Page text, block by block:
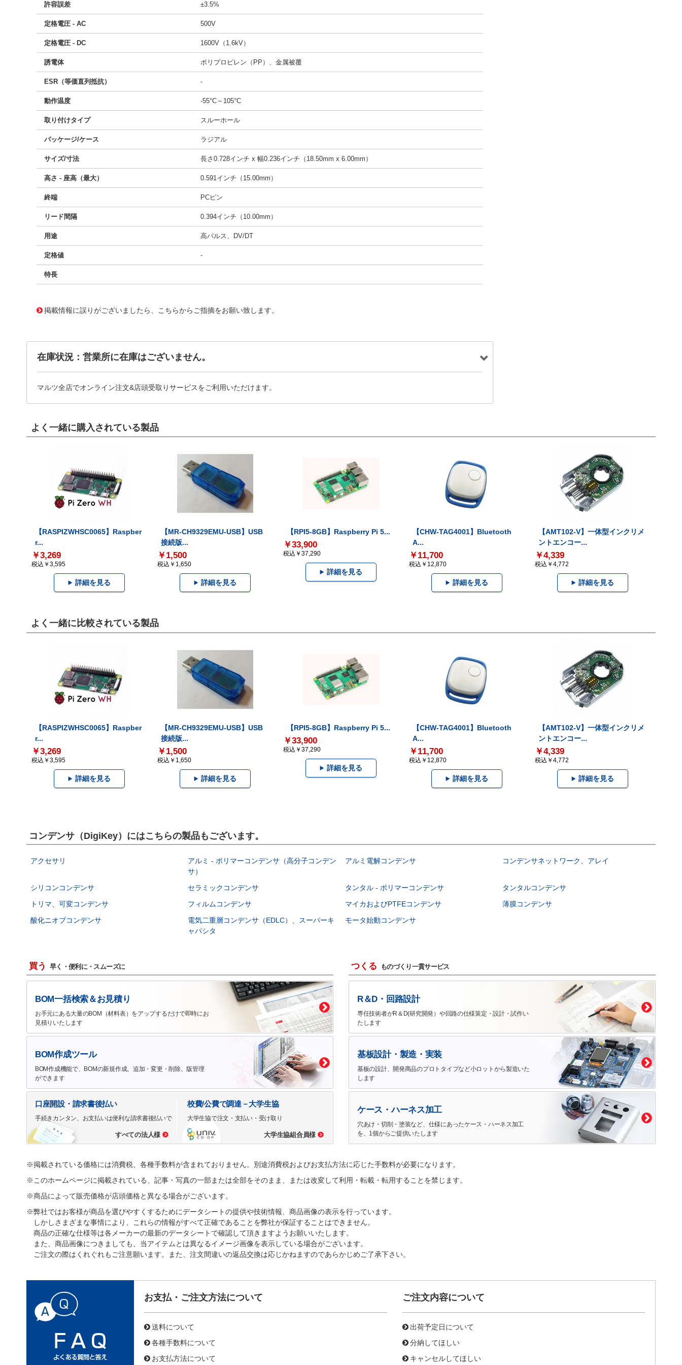
許容誤差 ±3.5%
定格電圧 - AC 500V
定格電圧 - DC 1600V（1.6kV）
誘電体 ポリプロピレン（PP）、金属被覆
ESR（等価直列抵抗） -
動作温度 -55°C～105°C
取り付けタイプ スルーホール
パッケージ/ケース ラジアル
サイズ/寸法 長さ0.728インチ x 幅0.236インチ（18.50mm x 6.00mm）
高さ - 座高（最大） 0.591インチ（15.00mm）
終端 PCピン
リード間隔 0.394インチ（10.00mm）
用途 高パルス、DV/DT
定格値 -
特長
掲載情報に誤りがございましたら、こちらからご指摘をお願い致します。
在庫状況：営業所に在庫はございません。
マルツ全店でオンライン注文&店頭受取りサービスをご利用いただけます。
よく一緒に購入されている製品
【RASPIZWHSC0065】Raspber
r...
￥3,269
税込￥3,595
詳細を見る
【MR-CH9329EMU-USB】USB
接続版...
￥1,500
税込￥1,650
詳細を見る
【RPI5-8GB】Raspberry Pi 5...
￥33,900
税込￥37,290
詳細を見る
【CHW-TAG4001】Bluetooth
A...
￥11,700
税込￥12,870
詳細を見る
【AMT102-V】一体型インクリメ
ントエンコー...
￥4,339
税込￥4,772
詳細を見る
よく一緒に比較されている製品
【RASPIZWHSC0065】Raspber
r...
￥3,269
税込￥3,595
詳細を見る
【MR-CH9329EMU-USB】USB
接続版...
￥1,500
税込￥1,650
詳細を見る
【RPI5-8GB】Raspberry Pi 5...
￥33,900
税込￥37,290
詳細を見る
【CHW-TAG4001】Bluetooth
A...
￥11,700
税込￥12,870
詳細を見る
【AMT102-V】一体型インクリメ
ントエンコー...
￥4,339
税込￥4,772
詳細を見る
コンデンサ（DigiKey）にはこちらの製品もございます。
アクセサリ
アルミ - ポリマーコンデンサ（高分子コンデン
サ）
アルミ電解コンデンサ コンデンサネットワーク、アレイ
シリコンコンデンサ セラミックコンデンサ タンタル - ポリマーコンデンサ
タンタルコンデンサ
トリマ、可変コンデンサ
フィルムコンデンサ マイカおよびPTFEコンデンサ
薄膜コンデンサ
酸化ニオブコンデンサ
電気二重層コンデンサ（EDLC）、スーパーキ
ャパシタ
モータ始動コンデンサ
買う 早く・便利に・スムーズに
BOM一括検索＆お見積り
お手元にある大量のBOM（材料表）をアップするだけで即時にお
見積りいたします
BOM作成ツール
BOM作成機能で、BOMの新規作成、追加・変更・削除、版管理
ができます
口座開設・請求書後払い
手続きカンタン、お支払いは便利な請求書後払いで
すべての法人様
校費/公費で調達－大学生協
大学生協で注文・支払い・受け取り
大学生協組合員様
つくる ものづくり一貫サービス
R＆D・回路設計
専任技術者がR＆D(研究開発）や回路の仕様策定・設計・試作い
たします
基板設計・製造・実装
基板の設計、開発商品のプロトタイプなど小ロットから製造いた
します
ケース・ハーネス加工
穴あけ・切削・塗装など、仕様にあったケース・ハーネス加工
を、1個からご提供いたします
※掲載されている価格には消費税、各種手数料が含まれておりません。別途消費税およびお支払方法に応じた手数料が必要になります。
※このホームページに掲載されている、記事・写真の一部または全部をそのまま、または改変して利用・転載・転用することを禁じます。
※商品によって販売価格が店頭価格と異なる場合がございます。
※弊社ではお客様が商品を選びやすくするためにデータシートの提供や技術情報、商品画像の表示を行っています。
しかしさまざまな事情により、これらの情報がすべて正確であることを弊社が保証することはできません。
商品の正確な仕様等は各メーカーの最新のデータシートで確認して頂きますようお願いいたします。
また、商品画像につきましても、当アイテムとは異なるイメージ画像を表示している場合がございます。
ご注文の際はくれぐれもご注意願います。また、注文間違いの返品交換は応じかねますのであらかじめご了承下さい。
お支払・ご注文方法について
送料について
各種手数料について
お支払方法について
ご注文内容について
出荷予定日について
分納してほしい
キャンセルしてほしい